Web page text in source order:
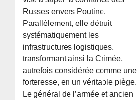
Russes envers Poutine.
Parallèlement, elle détruit
systématiquement les
infrastructures logistiques,
transformant ainsi la Crimée,
autrefois considérée comme une
forteresse, en un véritable piège.
Le général de l’armée et ancien